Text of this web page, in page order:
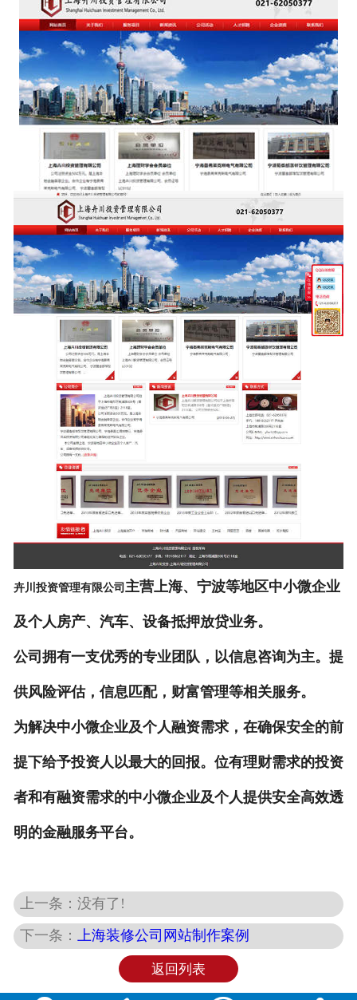
卉川投资管理有限公司 主营上海、宁波等地区中小微企业
及个人房产、汽车、设备抵押放贷业务。
公司拥有一支优秀的专业团队，以信息咨询为主。提
供风险评估，信息匹配，财富管理等相关服务。
为解决中小微企业及个人融资需求，在确保安全的前
提下给予投资人以最大的回报。位有理财需求的投资
者和有融资需求的中小微企业及个人提供安全高效透
明的金融服务平台。
上一条：没有了!
下一条：上海装修公司网站制作案例
返回列表